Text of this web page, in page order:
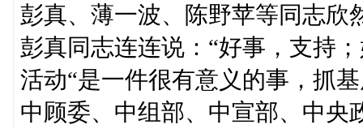
彭真、薄一波、陈野苹等同志欣
彭真同志连连说：“好事，支持
活动“是一件很有意义的事，抓
中顾委、中组部、中宣部、中央